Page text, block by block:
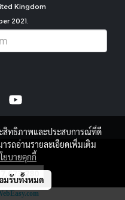
Kingdom
2021.
by
7,673,280
ะสิทธิภาพและประสบการณ์ที่ดี
รถอ่านรายละเอียดเพิ่มเติม
ยบายคุกกี้
มรับทั้งหมด